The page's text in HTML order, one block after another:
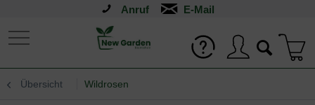
Anruf
Übersicht Wildrosen